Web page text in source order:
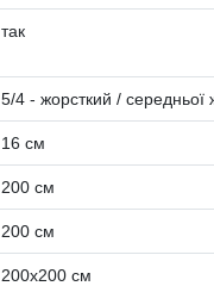
так
5/4 - жорсткий / середньої
16 см
200 см
200 см
200x200 см